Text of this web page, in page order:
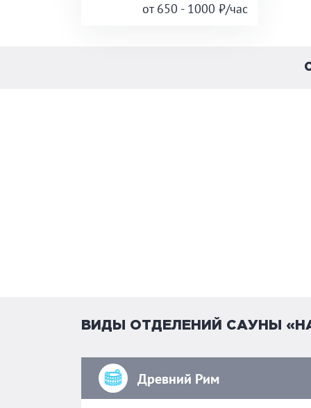
от 650 - 1000 ₽/час
ВИДЫ ОТДЕЛЕНИЙ САУНЫ
Древний Рим